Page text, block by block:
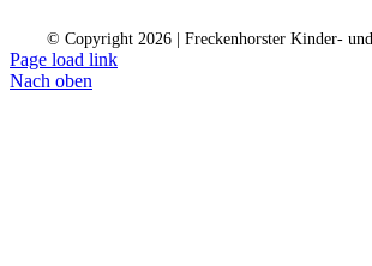
© Copyright 2026 | Freckenhorster Kinder-
Page load link
Nach oben